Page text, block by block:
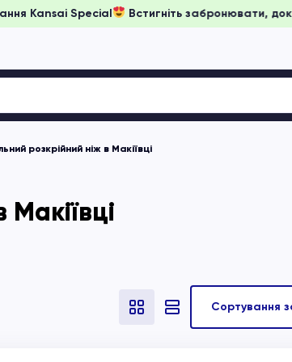
обладнання Kansai Special Встигніть
розкрійний ніж в Макіївці